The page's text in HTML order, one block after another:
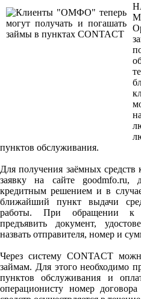
пунктов обслуживания.
Для получения заёмных средств
заявку на сайте goodmfo.ru,
кредитным решением и в
ближайший пункт выдачи
работы. При обращении к
предъявить документ,
назвать отправителя, номер и
Через систему CONTACT
займам. Для этого необходимо
пунктов обслуживания и
операционисту номер